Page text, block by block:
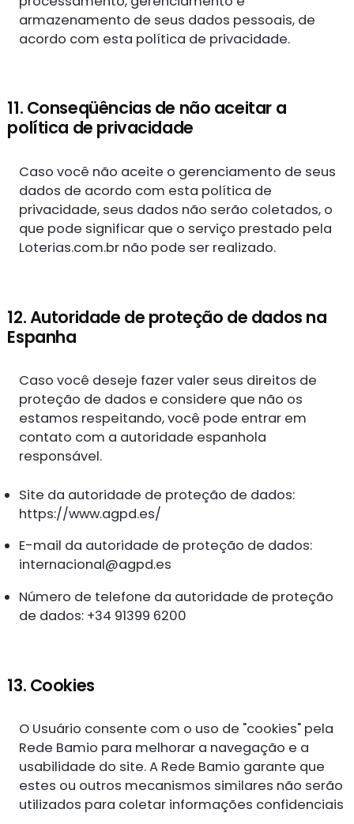
armazenamento de seus dados pessoais, de
acordo com esta política de privacidade.
11. Conseqüências de não aceitar a
política de privacidade
Caso você não aceite o gerenciamento de seus
dados de acordo com esta política de
privacidade, seus dados não serão coletados, o
que pode significar que o serviço prestado pela
Loterias.com.br não pode ser realizado.
12. Autoridade de proteção de dados na
Espanha
Caso você deseje fazer valer seus direitos de
proteção de dados e considere que não os
estamos respeitando, você pode entrar em
contato com a autoridade espanhola
responsável.
Site da autoridade de proteção de dados:
https://www.agpd.es/
E-mail da autoridade de proteção de dados:
internacional@agpd.es
Número de telefone da autoridade de proteção
de dados: +34 91399 6200
13. Cookies
O Usuário consente com o uso de "cookies" pela
Rede Bamio para melhorar a navegação e a
usabilidade do site. A Rede Bamio garante que
estes ou outros mecanismos similares não serão
utilizados para coletar informações confidenciais